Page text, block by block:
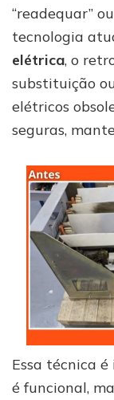
“readequar”
tecnologia
elétrica, o
substituição
elétricos
seguras,
Essa técnica
é funcional,